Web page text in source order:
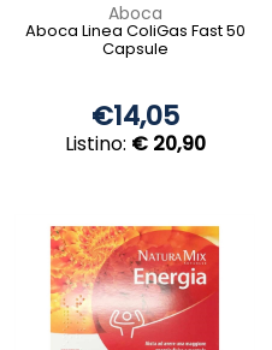
Aboca
Aboca Linea ColiGas Fast 50
Capsule
€14,05
Listino: € 20,90